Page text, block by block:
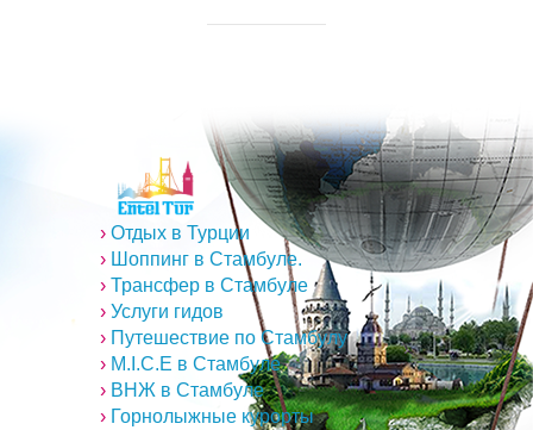
› Отдых в Турции
› Шоппинг в Стамбуле.
› Трансфер в Стамбуле
› Услуги гидов
› Путешествие по Стамбулу
› M.I.C.E в Стамбуле
› ВНЖ в Стамбуле
› Горнолыжные курорты